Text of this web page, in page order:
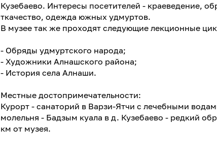
Кузебаево. Интересы посетителей - краеведение,
ткачество, одежда южных удмуртов.
В музее так же проходят следующие лекционные
- Обряды удмуртского народа;
- Художники Алнашского района;
- История села Алнаши.
Местные достопримечательности:
Курорт - санаторий в Варзи-Ятчи с лечебными
молельня - Бадзым куала в д. Кузебаево - редкий
км от музея.